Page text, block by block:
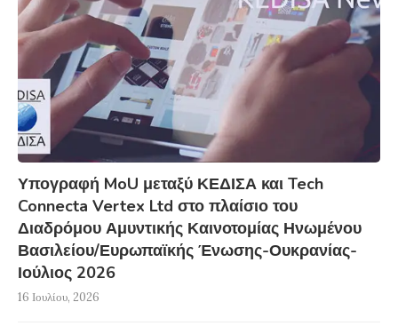
Υπογραφή MoU μεταξύ ΚΕΔΙΣΑ και Tech
Connecta Vertex Ltd στο πλαίσιο του
Διαδρόμου Αμυντικής Καινοτομίας Ηνωμένου
Βασιλείου/Ευρωπαϊκής Ένωσης-Ουκρανίας-
Ιούλιος 2026
16 Ιουλίου, 2026